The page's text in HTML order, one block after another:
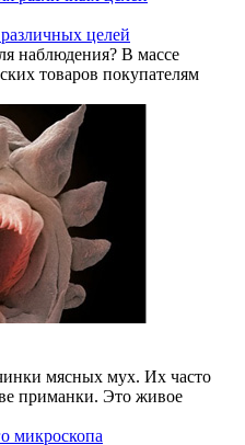
целей
наблюдения? В массе
товаров покупателям
мясных мух. Их часто
приманки. Это живое